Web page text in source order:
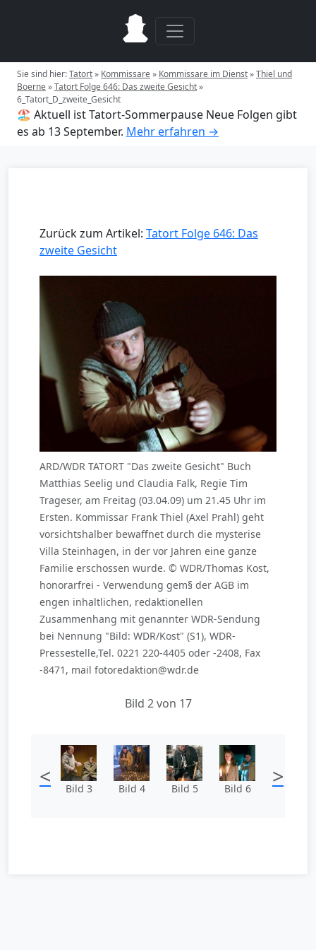
Sie sind hier:Tatort» Kommissare» Kommissare im Dienst»Thiel und
Boerne»Tatort Folge 646: Das zweite Gesicht»
6_Tatort_D_zweite_Gesicht
🏖️ Aktuell ist Tatort-Sommerpause Neue Folgen gibt
es ab 13 September. Mehr erfahren →
Zurück zum Artikel: Tatort Folge 646: Das
zweite Gesicht
ARD/WDR TATORT "Das zweite Gesicht" Buch
Matthias Seelig und Claudia Falk, Regie Tim
Trageser, am Freitag (03.04.09) um 21.45 Uhr im
Ersten. Kommissar Frank Thiel (Axel Prahl) geht
vorsichtshalber bewaffnet durch die mysterise
Villa Steinhagen, in der vor Jahren eine ganze
Familie erschossen wurde. © WDR/Thomas Kost,
honorarfrei - Verwendung gem§ der AGB im
engen inhaltlichen, redaktionellen
Zusammenhang mit genannter WDR-Sendung
bei Nennung "Bild: WDR/Kost" (S1), WDR-
Pressestelle,Tel. 0221 220-4405 oder -2408, Fax
-8471, mail fotoredaktion@wdr.de
Bild 2 von 17
< Bild 3 Bild 4 Bild 5 Bild 6 >